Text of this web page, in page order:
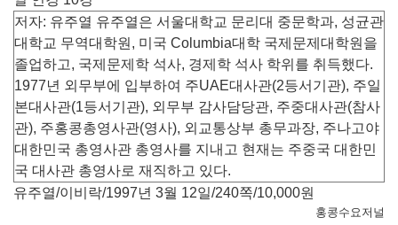
저자: 유주열 유주열은 서울대학교 문리대 중문학과, 성균관
대학교 무역대학원, 미국 Columbia대학 국제문제대학원을
졸업하고, 국제문제학 석사, 경제학 석사 학위를 취득했다.
1977년 외무부에 입부하여 주UAE대사관(2등서기관), 주일
본대사관(1등서기관), 외무부 감사담당관, 주중대사관(참사
관), 주홍콩총영사관(영사), 외교통상부 총무과장, 주나고야
대한민국 총영사관 총영사를 지내고 현재는 주중국 대한민
국 대사관 총영사로 재직하고 있다.
유주열/이비락/1997년 3월 12일/240쪽/10,000원
홍콩수요저널